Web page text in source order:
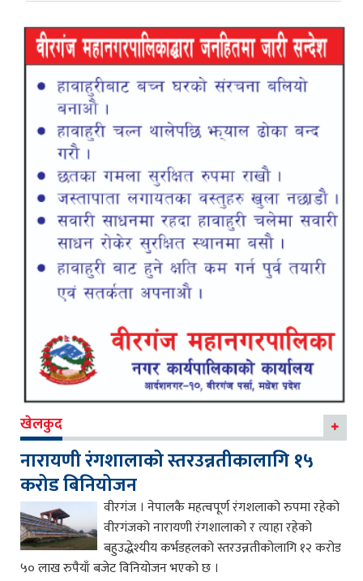
खेलकुद
नारायणी रंगशालाको स्तरउन्नतीकालागि १५
करोड बिनियोजन
वीरगंज । नेपालकै महत्वपूर्ण रंगशलाको रुपमा रहेको
वीरगंजको नारायणी रंगशालाको र त्याहा रहेको
बहुउद्धेश्यीय कर्भडहलको स्तरउन्नतीकोलागि १२ करोड
५० लाख रुपैयाँ बजेट विनियोजन भएको छ ।